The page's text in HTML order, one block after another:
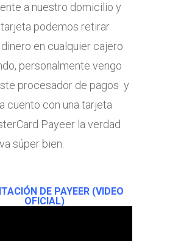
a nuestro domicilio y
podemos retirar
en cualquier cajero
personalmente vengo
procesador de pagos y
cuento con una tarjeta
Payeer la verdad
súper bien.
DE PAYEER (VIDEO
OFICIAL)